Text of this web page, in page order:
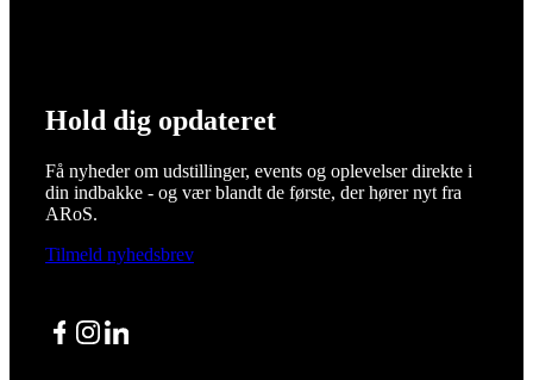
Hold dig opdateret
Få nyheder om udstillinger, events og oplevelser direkte i
din indbakke - og vær blandt de første, der hører nyt fra
ARoS.
Tilmeld nyhedsbrev
Facebook
Instagram
LinkedIn